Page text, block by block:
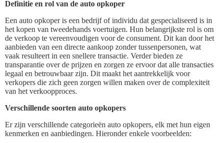
Definitie en rol van de auto opkoper
Een auto opkoper is een bedrijf of individu dat gespecialiseerd is in
het kopen van tweedehands voertuigen. Hun belangrijkste rol is om
de verkoop te vereenvoudigen voor de consument. Dit kan door het
aanbieden van een directe aankoop zonder tussenpersonen, wat
vaak resulteert in een snellere transactie. Verder bieden ze
transparantie over de prijzen en zorgen ze ervoor dat alle transacties
legaal en betrouwbaar zijn. Dit maakt het aantrekkelijk voor
verkopers die zich geen zorgen willen maken over de complexiteit
van het verkoopproces.
Verschillende soorten auto opkopers
Er zijn verschillende categorieën auto opkopers, elk met hun eigen
kenmerken en aanbiedingen. Hieronder enkele voorbeelden: